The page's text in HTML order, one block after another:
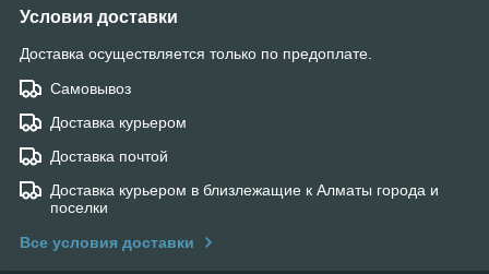
Условия доставки
Доставка осуществляется только по предоплате.
Самовывоз
Доставка курьером
Доставка почтой
Доставка курьером в близлежащие к Алматы города и
поселки
Все условия доставки